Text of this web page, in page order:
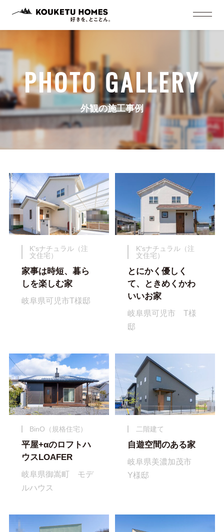
PHOTO GALLERY
外観の施工事例
K'sナチュラル（注
文住宅）
家事は時短、暮ら
しを楽しむ家
岐阜県可児市T様邸
K'sナチュラル（注
文住宅）
とにかく優しく
て、ときめくかわ
いいお家
岐阜県可児市 T様
邸
BinO（規格住宅）
平屋+αのロフトハ
ウスLOAFER
岐阜県御嵩町 モデ
ルハウス
二階建て
自遊空間のある家
岐阜県美濃加茂市
Y様邸